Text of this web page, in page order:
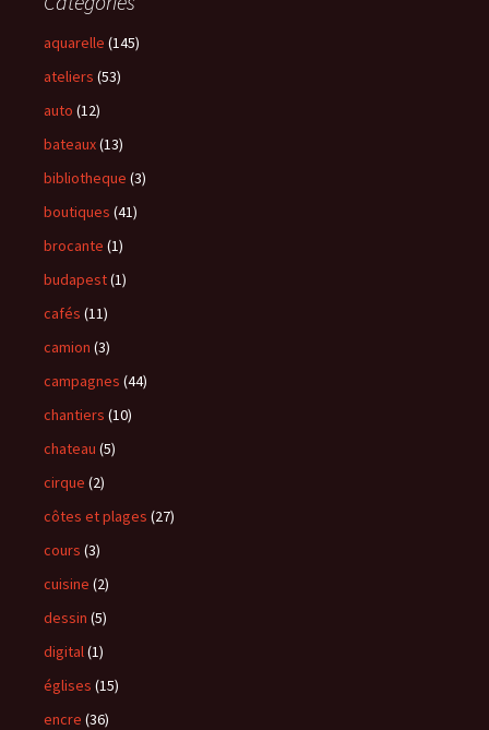
aquarelle (145)
ateliers (53)
auto (12)
bateaux(13)
bibliotheque (3)
boutiques (41)
brocante (1)
budapest(1)
cafés (11)
camion (3)
campagnes (44)
chantiers (10)
chateau (5)
cirque (2)
côtes et plages (27)
cours (3)
cuisine (2)
dessin (5)
digital (1)
églises (15)
encre (36)